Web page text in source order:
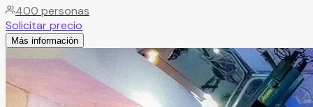
gran impacto.Leer más
400 personas
Solicitar precio
Más información